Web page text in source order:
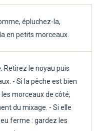
épluchez-la,
en petits morceaux.
Retirez le noyau puis
- Si la pêche est bien
morceaux de côté,
du mixage. - Si elle
ferme : gardez les